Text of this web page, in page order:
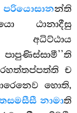
න්ති
ඨානාදීසු
අධිට්ඨාය
ච
හොති,
නාමාති